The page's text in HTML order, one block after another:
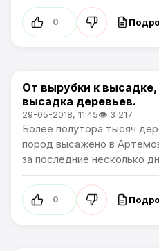
0
Общество
От вырубки к
высадка деревьев.
29-05-2018, 11:45👁 3 217
Более полутора тысяч
пород высажено в
за последние несколько
0